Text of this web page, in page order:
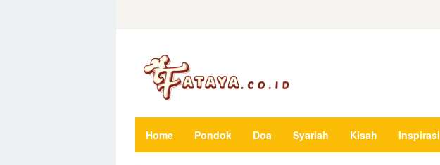
Home Pondok Doa Syariah Kisah Inspirasi